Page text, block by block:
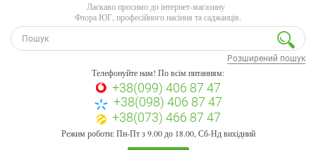
Ласкаво просимо до інтернет-магазину
Флора ЮГ, професійного насіння та саджанців.
Розширений пошук
Телефонуйте нам! По всім питанням:
+38(099) 406 87 47
+38(098) 406 87 47
+38(073) 466 87 47
Режим роботи: Пн-Пт з 9.00 до 18.00, Сб-Нд вихідний